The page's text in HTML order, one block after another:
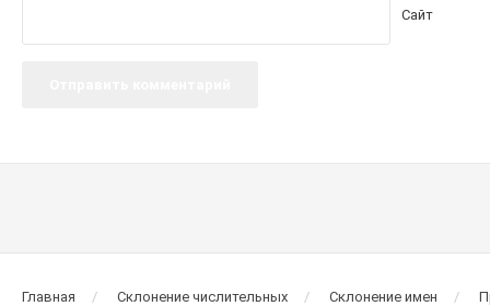
Сайт
Главная Склонение числительных Склонение имен